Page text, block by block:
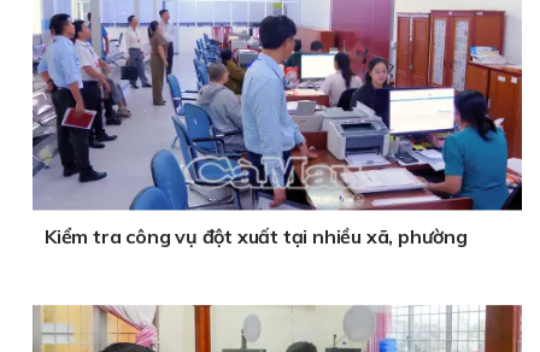
Kiểm tra công vụ đột xuất tại nhiều xã, phường